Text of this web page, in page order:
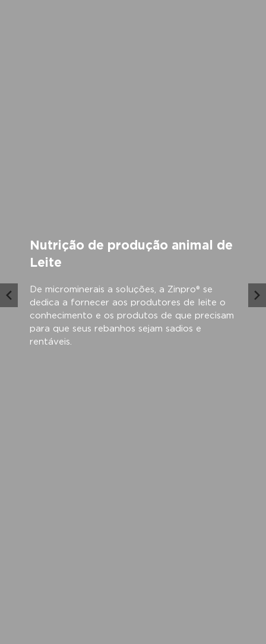
Nutrição de produção animal de
Leite
De microminerais a soluções, a Zinpro® se
dedica a fornecer aos produtores de leite o
conhecimento e os produtos de que precisam
para que seus rebanhos sejam sadios e
rentáveis.